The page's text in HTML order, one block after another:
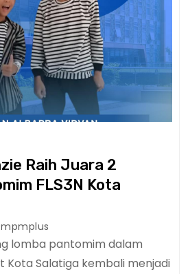
Raih Juara 2
FLS3N Kota
lomba pantomim dalam
Kota Salatiga kembali menjadi